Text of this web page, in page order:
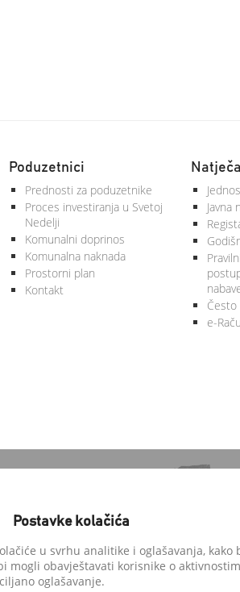
Poduzetnici
Prednosti za poduzetnike
Proces investiranja u Svetoj
Nedelji
Komunalni doprinos
Komunalna naknada
Prostorni plan
Kontakt
Javna
Često
e-
Postavke kolačića
u svrhu analitike i oglašavanja,
obavještavati korisnike o
oglašavanje.